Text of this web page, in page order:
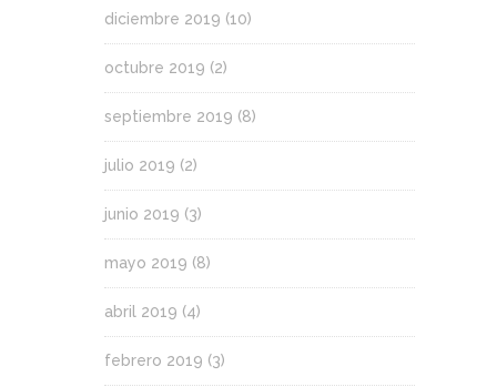
diciembre 2019 (10)
octubre 2019 (2)
septiembre 2019 (8)
julio 2019 (2)
junio 2019 (3)
mayo 2019 (8)
abril 2019 (4)
febrero 2019 (3)